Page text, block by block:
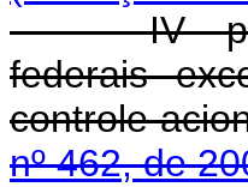
IV -
federais
controle
nº 462, de